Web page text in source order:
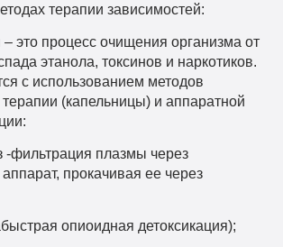
терапии зависимостей:
– это процесс очищения организма от
этанола, токсинов и наркотиков.
с использованием методов
(капельницы) и аппаратной
фильтрация плазмы через
прокачивая ее через
опиоидная детоксикация);